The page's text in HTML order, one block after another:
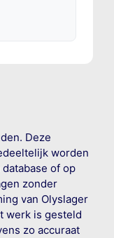
Deze
worden
of op
zonder
van Olyslager
werk is gesteld
zo accuraat